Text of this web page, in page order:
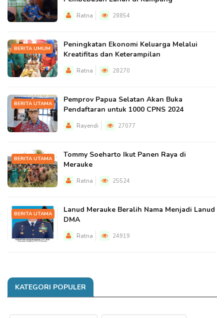
Ratna 28854
BERITA UMUM
Peningkatan Ekonomi Keluarga Melalui
Kreatifitas dan Keterampilan
Ratna 28270
BERITA UTAMA
Pemprov Papua Selatan Akan Buka
Pendaftaran untuk 1000 CPNS 2024
Rayendi 27077
BERITA UTAMA
Tommy Soeharto Ikut Panen Raya di
Merauke
Ratna 25524
BERITA UTAMA
Lanud Merauke Beralih Nama Menjadi Lanud
DMA
Ratna 24919
KATEGORI POPULER